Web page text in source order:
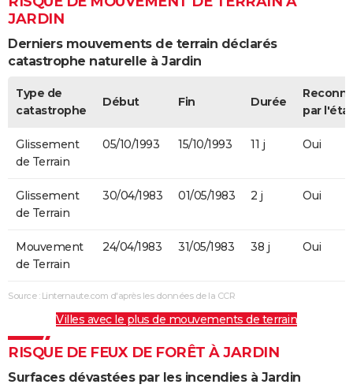
JARDIN
Derniers mouvements de terrain déclarés
catastrophe naturelle à Jardin
Type de
catastrophe
Début Fin Durée
par l'état
Glissement
de Terrain
05/10/1993 15/10/1993 11 j Oui
Glissement
de Terrain
30/04/1983 01/05/1983 2 j Oui
Mouvement
de Terrain
24/04/1983 31/05/1983 38 j Oui
Source : Linternaute.com d'après les données de la CCR
Villes avec le plus de mouvements de terrain
RISQUE DE FEUX DE FORÊT À JARDIN
Surfaces dévastées par les incendies à Jardin